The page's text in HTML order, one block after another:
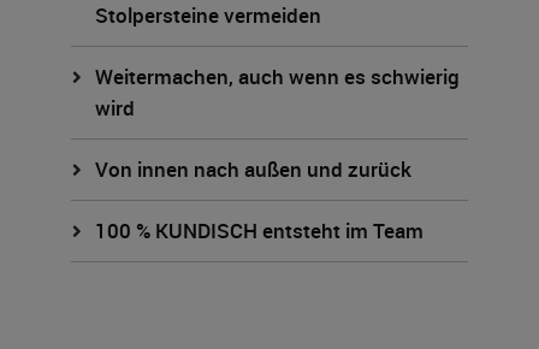
Stolpersteine vermeiden
Weitermachen, auch wenn es schwierig
wird
Von innen nach außen und zurück
100 % KUNDISCH entsteht im Team